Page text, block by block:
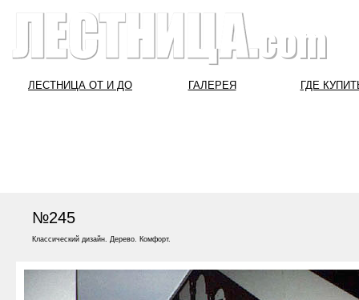
ЛЕСТНИЦА ОТ И ДО ГАЛЕРЕЯ ГДЕ
№245
Классический дизайн. Дерево. Комфорт.